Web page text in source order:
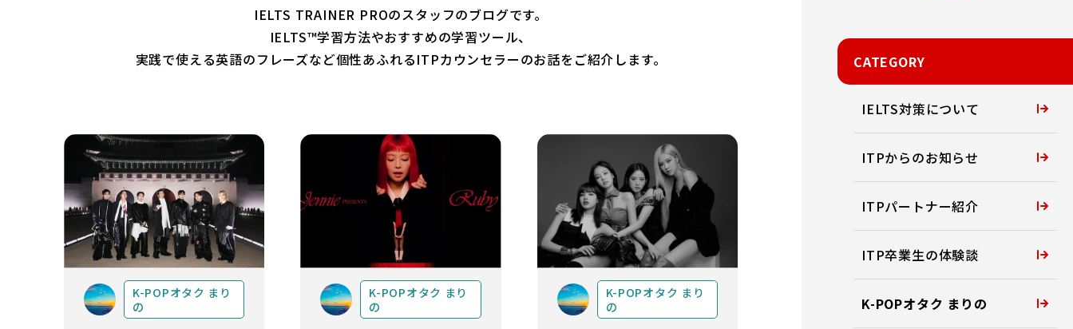
IELTS TRAINER PROのスタッフのブログです。
IELTS™学習方法やおすすめの学習ツール、
実践で使える英語のフレーズなど個性あふれるITPカウンセラーのお話をご紹介します。
K-POPオタク まり
の
K-POPオタク まり
の
K-POPオタク まり
の
CATEGORY
IELTS対策について
ITPからのお知らせ
ITPパートナー紹介
ITP卒業生の体験談
K-POPオタク まりの